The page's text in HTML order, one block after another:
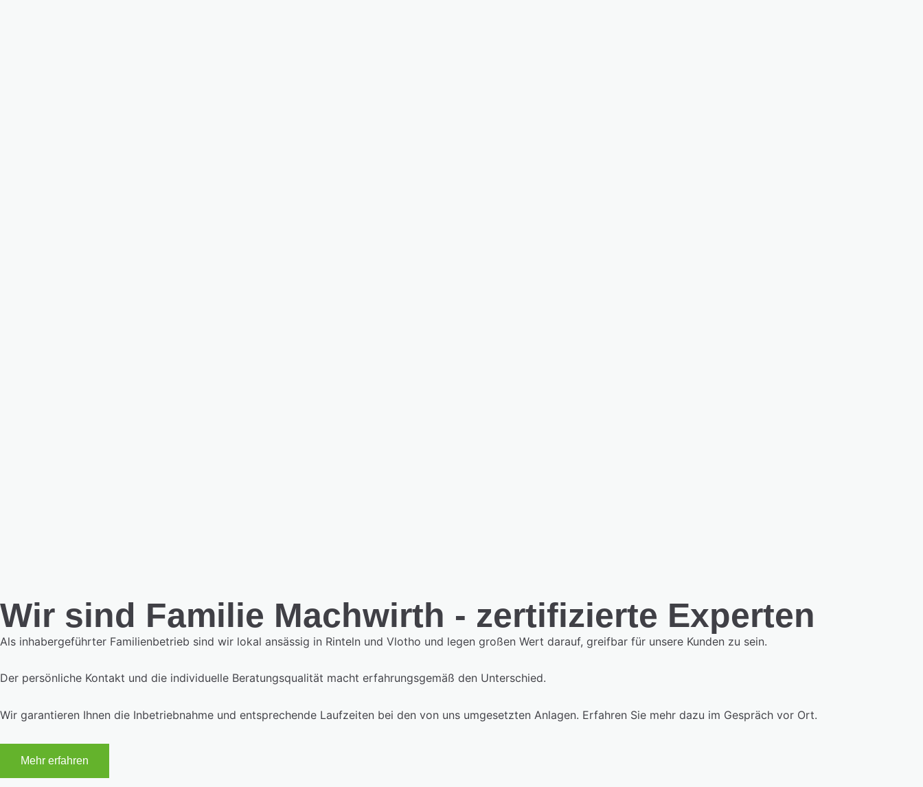
Wir sind Familie Machwirth - zertifizierte Experten
Als inhabergeführter Familienbetrieb sind wir lokal ansässig in Rinteln und Vlotho und legen großen Wert darauf, greifbar für unsere Kunden zu sein.
Der persönliche Kontakt und die individuelle Beratungsqualität macht erfahrungsgemäß den Unterschied.
Wir garantieren Ihnen die Inbetriebnahme und entsprechende Laufzeiten bei den von uns umgesetzten Anlagen. Erfahren Sie mehr dazu im Gespräch vor Ort.
Mehr erfahren